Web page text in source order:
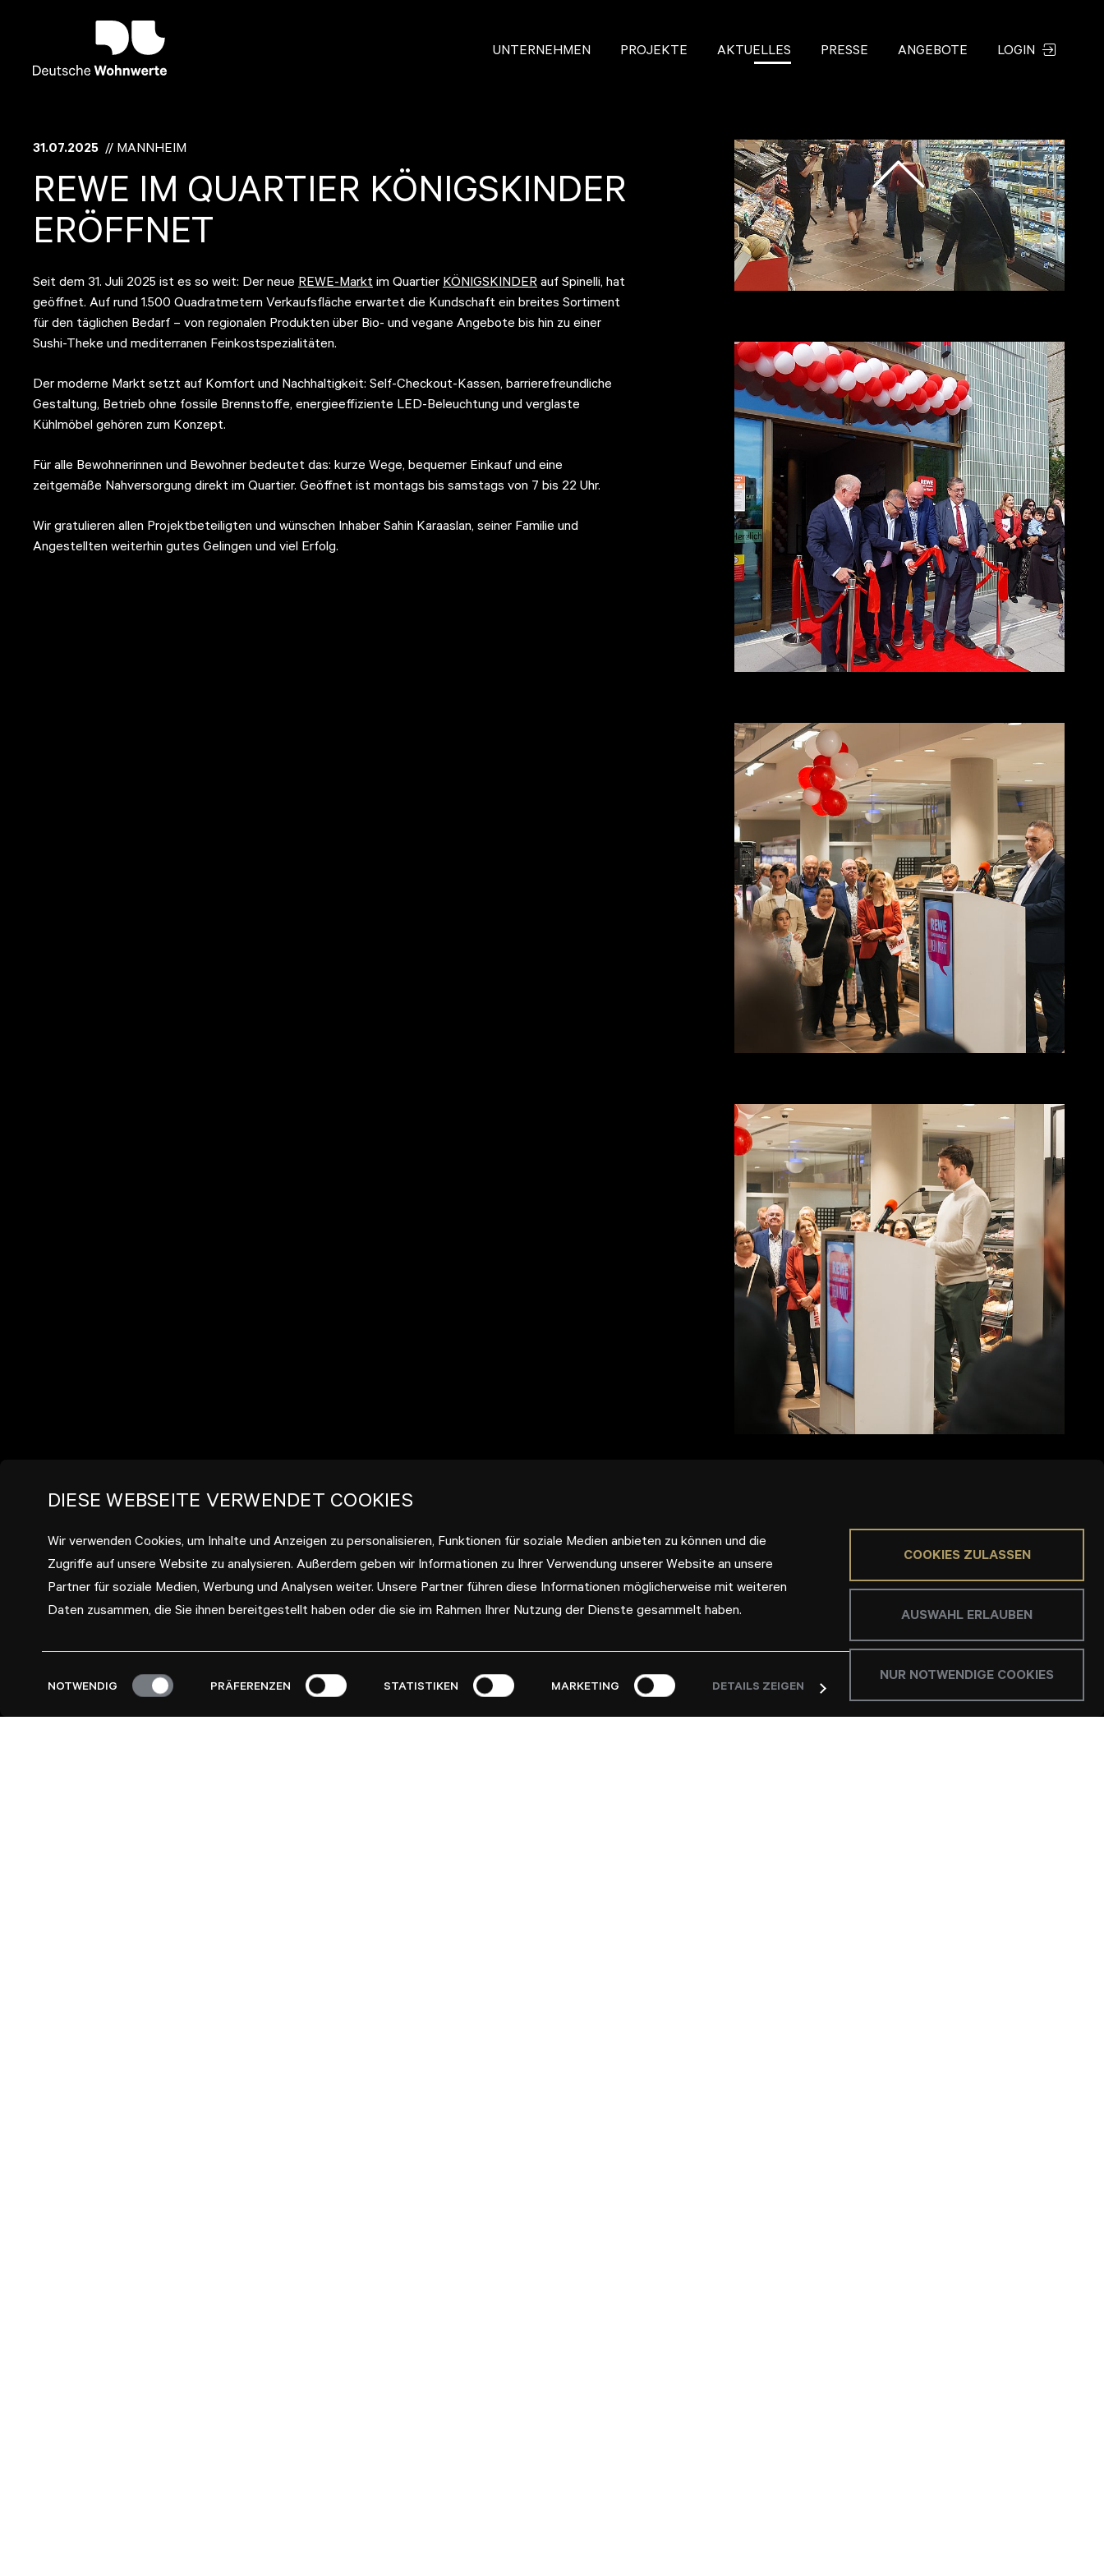
DIESE WEBSEITE VERWENDET COOKIES
Wir verwenden Cookies, um Inhalte und Anzeigen zu personalisieren, Funktionen für soziale Medien anbieten zu können und die
Zugriffe auf unsere Website zu analysieren. Außerdem geben wir Informationen zu Ihrer Verwendung unserer Website an unsere
Partner für soziale Medien, Werbung und Analysen weiter. Unsere Partner führen diese Informationen möglicherweise mit weiteren
Daten zusammen, die Sie ihnen bereitgestellt haben oder die sie im Rahmen Ihrer Nutzung der Dienste gesammelt haben.
Einwilligungsauswahl
NOTWENDIG PRÄFERENZEN STATISTIKEN MARKETING DETAILS ZEIGEN
COOKIES ZULASSEN
AUSWAHL ERLAUBEN
NUR NOTWENDIGE COOKIES
UNTERNEHMEN PROJEKTE AKTUELLES PRESSE ANGEBOTE LOGIN
31.07.2025 // MANNHEIM
REWE IM QUARTIER KÖNIGSKINDER
ERÖFFNET
Seit dem 31. Juli 2025 ist es so weit: Der neue REWE-Markt im Quartier KÖNIGSKINDER auf Spinelli, hat
geöffnet. Auf rund 1.500 Quadratmetern Verkaufsfläche erwartet die Kundschaft ein breites Sortiment
für den täglichen Bedarf – von regionalen Produkten über Bio- und vegane Angebote bis hin zu einer
Sushi-Theke und mediterranen Feinkostspezialitäten.
Der moderne Markt setzt auf Komfort und Nachhaltigkeit: Self-Checkout-Kassen, barrierefreundliche
Gestaltung, Betrieb ohne fossile Brennstoffe, energieeffiziente LED-Beleuchtung und verglaste
Kühlmöbel gehören zum Konzept.
Für alle Bewohnerinnen und Bewohner bedeutet das: kurze Wege, bequemer Einkauf und eine
zeitgemäße Nahversorgung direkt im Quartier. Geöffnet ist montags bis samstags von 7 bis 22 Uhr.
Wir gratulieren allen Projektbeteiligten und wünschen Inhaber Sahin Karaaslan, seiner Familie und
Angestellten weiterhin gutes Gelingen und viel Erfolg.